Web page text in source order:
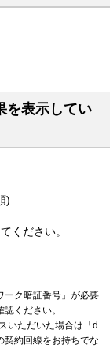
を表示してい
)
ください。
ーク暗証番号」が必要
認ください。
いただいた場合は「d
契約回線をお持ちでな